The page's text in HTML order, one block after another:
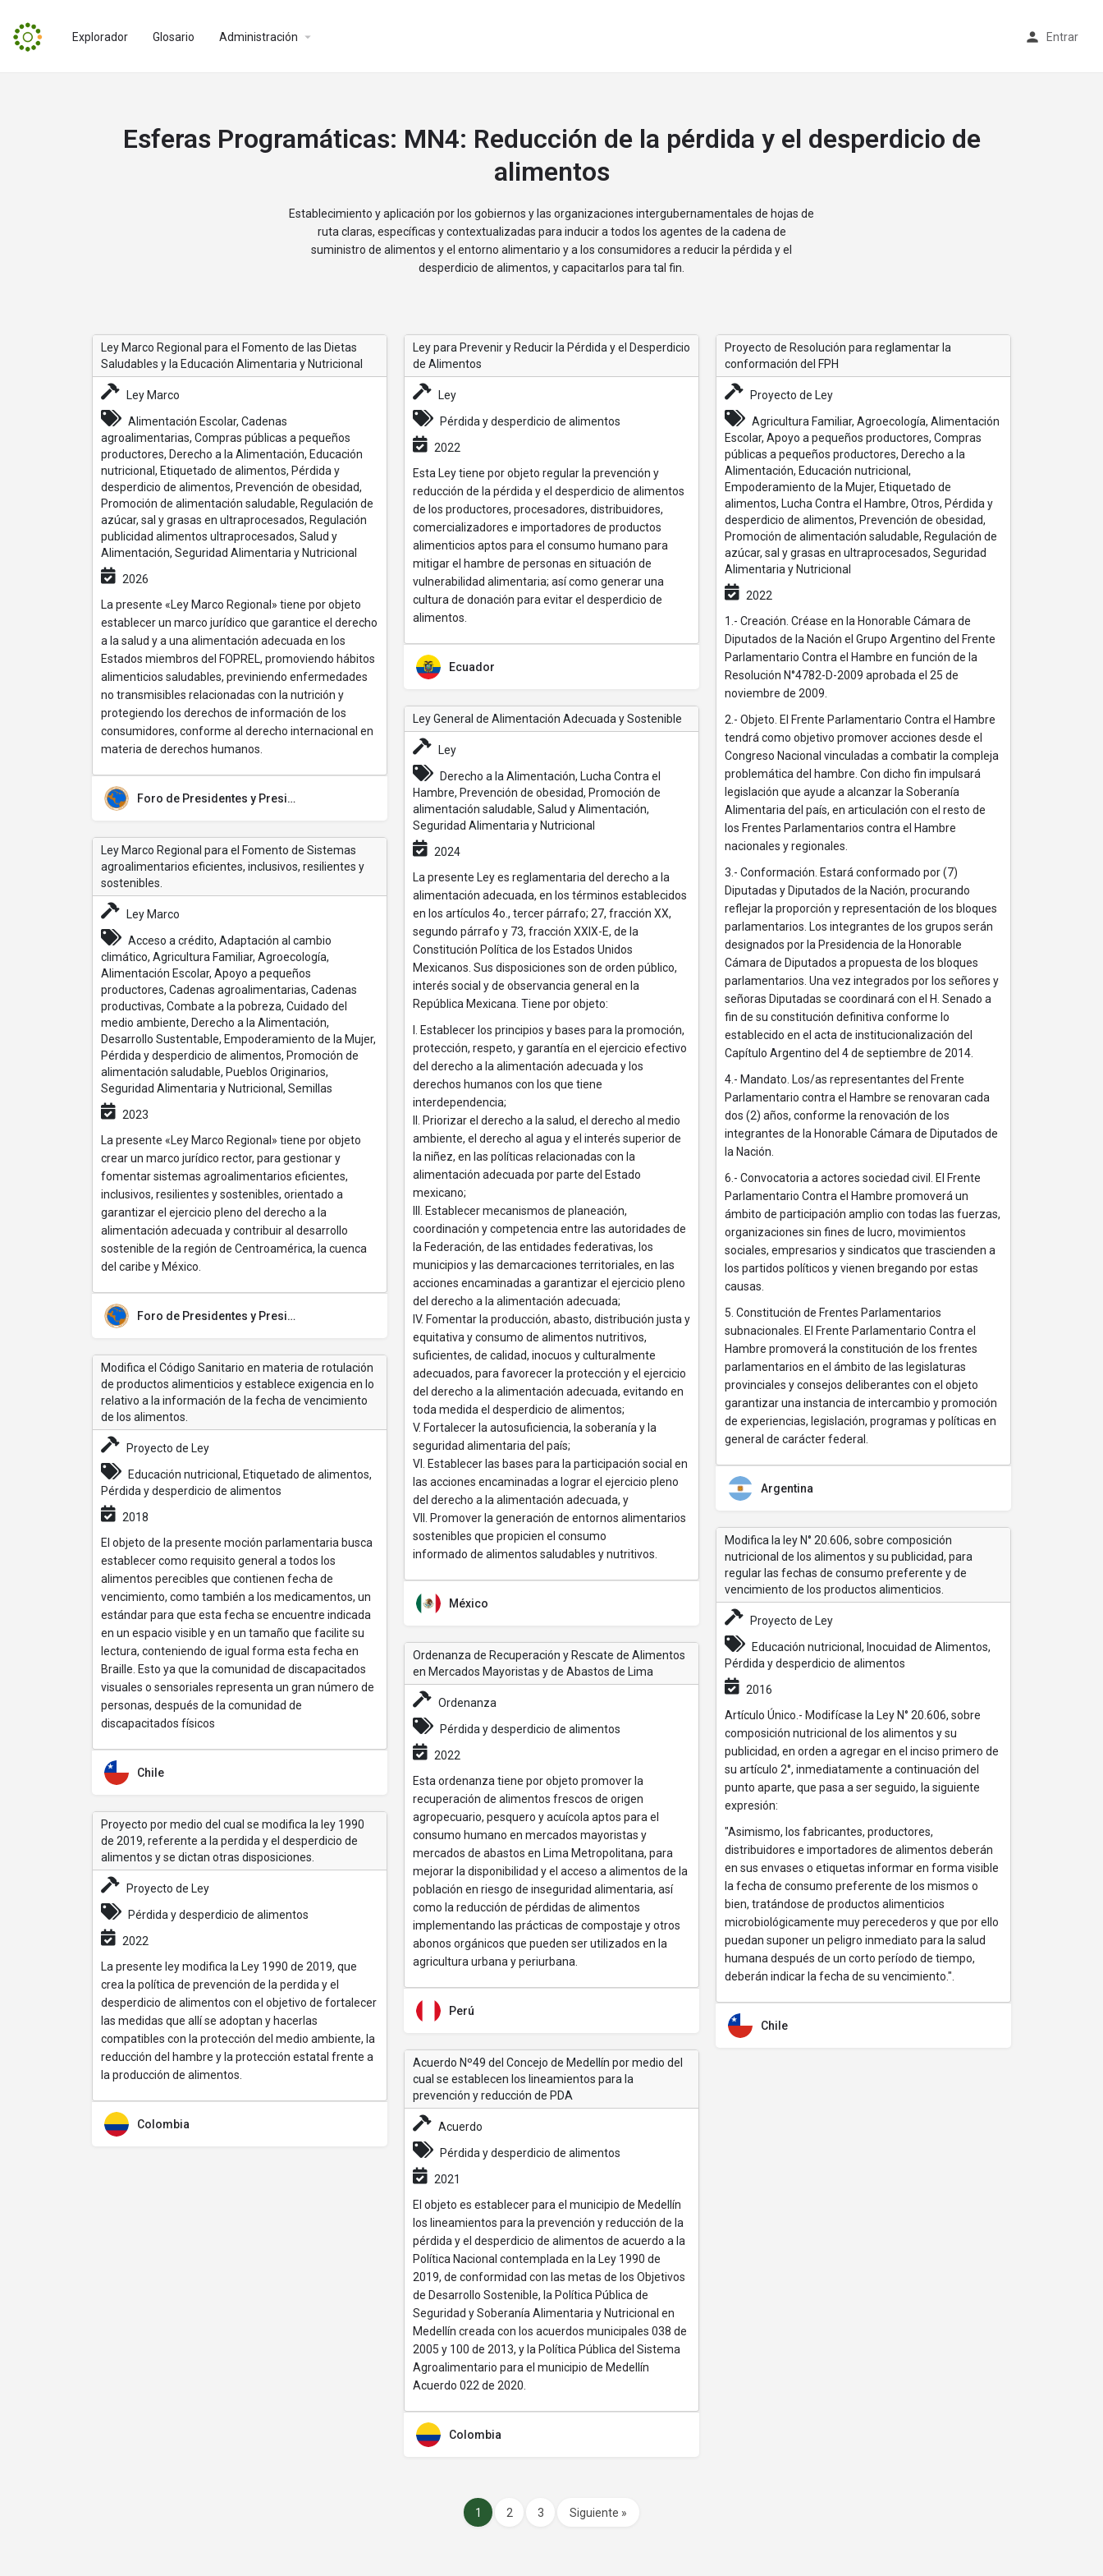
Explorador Glosario Administración Entrar
Esferas Programáticas: MN4: Reducción de la pérdida y el desperdicio de
alimentos
Establecimiento y aplicación por los gobiernos y las organizaciones intergubernamentales de hojas de
ruta claras, específicas y contextualizadas para inducir a todos los agentes de la cadena de
suministro de alimentos y el entorno alimentario y a los consumidores a reducir la pérdida y el
desperdicio de alimentos, y capacitarlos para tal fin.
Ley Marco Regional para el Fomento de las Dietas
Saludables y la Educación Alimentaria y Nutricional
Ley Marco
Alimentación Escolar, Cadenas
agroalimentarias, Compras públicas a pequeños
productores, Derecho a la Alimentación, Educación
nutricional, Etiquetado de alimentos, Pérdida y
desperdicio de alimentos, Prevención de obesidad,
Promoción de alimentación saludable, Regulación de
azúcar, sal y grasas en ultraprocesados, Regulación
publicidad alimentos ultraprocesados, Salud y
Alimentación, Seguridad Alimentaria y Nutricional
2026
La presente «Ley Marco Regional» tiene por objeto
establecer un marco jurídico que garantice el derecho
a la salud y a una alimentación adecuada en los
Estados miembros del FOPREL, promoviendo hábitos
alimenticios saludables, previniendo enfermedades
no transmisibles relacionadas con la nutrición y
protegiendo los derechos de información de los
consumidores, conforme al derecho internacional en
materia de derechos humanos.
Foro de Presidentes y Presidentas de Poderes Legislativos de Centroamérica y la Cuenca del Caribe (FOPREL)
Ley para Prevenir y Reducir la Pérdida y el Desperdicio
de Alimentos
Ley
Pérdida y desperdicio de alimentos
2022
Esta Ley tiene por objeto regular la prevención y
reducción de la pérdida y el desperdicio de alimentos
de los productores, procesadores, distribuidores,
comercializadores e importadores de productos
alimenticios aptos para el consumo humano para
mitigar el hambre de personas en situación de
vulnerabilidad alimentaria; así como generar una
cultura de donación para evitar el desperdicio de
alimentos.
Ecuador
Proyecto de Resolución para reglamentar la
conformación del FPH
Proyecto de Ley
Agricultura Familiar, Agroecología, Alimentación
Escolar, Apoyo a pequeños productores, Compras
públicas a pequeños productores, Derecho a la
Alimentación, Educación nutricional,
Empoderamiento de la Mujer, Etiquetado de
alimentos, Lucha Contra el Hambre, Otros, Pérdida y
desperdicio de alimentos, Prevención de obesidad,
Promoción de alimentación saludable, Regulación de
azúcar, sal y grasas en ultraprocesados, Seguridad
Alimentaria y Nutricional
2022
1.- Creación. Créase en la Honorable Cámara de
Diputados de la Nación el Grupo Argentino del Frente
Parlamentario Contra el Hambre en función de la
Resolución N°4782-D-2009 aprobada el 25 de
noviembre de 2009.
2.- Objeto. El Frente Parlamentario Contra el Hambre
tendrá como objetivo promover acciones desde el
Congreso Nacional vinculadas a combatir la compleja
problemática del hambre. Con dicho fin impulsará
legislación que ayude a alcanzar la Soberanía
Alimentaria del país, en articulación con el resto de
los Frentes Parlamentarios contra el Hambre
nacionales y regionales.
3.- Conformación. Estará conformado por (7)
Diputadas y Diputados de la Nación, procurando
reflejar la proporción y representación de los bloques
parlamentarios. Los integrantes de los grupos serán
designados por la Presidencia de la Honorable
Cámara de Diputados a propuesta de los bloques
parlamentarios. Una vez integrados por los señores y
señoras Diputadas se coordinará con el H. Senado a
fin de su constitución definitiva conforme lo
establecido en el acta de institucionalización del
Capítulo Argentino del 4 de septiembre de 2014.
4.- Mandato. Los/as representantes del Frente
Parlamentario contra el Hambre se renovaran cada
dos (2) años, conforme la renovación de los
integrantes de la Honorable Cámara de Diputados de
la Nación.
6.- Convocatoria a actores sociedad civil. El Frente
Parlamentario Contra el Hambre promoverá un
ámbito de participación amplio con todas las fuerzas,
organizaciones sin fines de lucro, movimientos
sociales, empresarios y sindicatos que trascienden a
los partidos políticos y vienen bregando por estas
causas.
5. Constitución de Frentes Parlamentarios
subnacionales. El Frente Parlamentario Contra el
Hambre promoverá la constitución de los frentes
parlamentarios en el ámbito de las legislaturas
provinciales y consejos deliberantes con el objeto
garantizar una instancia de intercambio y promoción
de experiencias, legislación, programas y políticas en
general de carácter federal.
Argentina
Ley General de Alimentación Adecuada y Sostenible
Ley
Derecho a la Alimentación, Lucha Contra el
Hambre, Prevención de obesidad, Promoción de
alimentación saludable, Salud y Alimentación,
Seguridad Alimentaria y Nutricional
2024
La presente Ley es reglamentaria del derecho a la
alimentación adecuada, en los términos establecidos
en los artículos 4o., tercer párrafo; 27, fracción XX,
segundo párrafo y 73, fracción XXIX-E, de la
Constitución Política de los Estados Unidos
Mexicanos. Sus disposiciones son de orden público,
interés social y de observancia general en la
República Mexicana. Tiene por objeto:
I. Establecer los principios y bases para la promoción,
protección, respeto, y garantía en el ejercicio efectivo
del derecho a la alimentación adecuada y los
derechos humanos con los que tiene
interdependencia;
II. Priorizar el derecho a la salud, el derecho al medio
ambiente, el derecho al agua y el interés superior de
la niñez, en las políticas relacionadas con la
alimentación adecuada por parte del Estado
mexicano;
III. Establecer mecanismos de planeación,
coordinación y competencia entre las autoridades de
la Federación, de las entidades federativas, los
municipios y las demarcaciones territoriales, en las
acciones encaminadas a garantizar el ejercicio pleno
del derecho a la alimentación adecuada;
IV. Fomentar la producción, abasto, distribución justa y
equitativa y consumo de alimentos nutritivos,
suficientes, de calidad, inocuos y culturalmente
adecuados, para favorecer la protección y el ejercicio
del derecho a la alimentación adecuada, evitando en
toda medida el desperdicio de alimentos;
V. Fortalecer la autosuficiencia, la soberanía y la
seguridad alimentaria del país;
VI. Establecer las bases para la participación social en
las acciones encaminadas a lograr el ejercicio pleno
del derecho a la alimentación adecuada, y
VII. Promover la generación de entornos alimentarios
sostenibles que propicien el consumo
informado de alimentos saludables y nutritivos.
México
Ley Marco Regional para el Fomento de Sistemas
agroalimentarios eficientes, inclusivos, resilientes y
sostenibles.
Ley Marco
Acceso a crédito, Adaptación al cambio
climático, Agricultura Familiar, Agroecología,
Alimentación Escolar, Apoyo a pequeños
productores, Cadenas agroalimentarias, Cadenas
productivas, Combate a la pobreza, Cuidado del
medio ambiente, Derecho a la Alimentación,
Desarrollo Sustentable, Empoderamiento de la Mujer,
Pérdida y desperdicio de alimentos, Promoción de
alimentación saludable, Pueblos Originarios,
Seguridad Alimentaria y Nutricional, Semillas
2023
La presente «Ley Marco Regional» tiene por objeto
crear un marco jurídico rector, para gestionar y
fomentar sistemas agroalimentarios eficientes,
inclusivos, resilientes y sostenibles, orientado a
garantizar el ejercicio pleno del derecho a la
alimentación adecuada y contribuir al desarrollo
sostenible de la región de Centroamérica, la cuenca
del caribe y México.
Foro de Presidentes y Presidentas de Poderes Legislativos de Centroamérica y la Cuenca del Caribe (FOPREL)
Modifica el Código Sanitario en materia de rotulación
de productos alimenticios y establece exigencia en lo
relativo a la información de la fecha de vencimiento
de los alimentos.
Proyecto de Ley
Educación nutricional, Etiquetado de alimentos,
Pérdida y desperdicio de alimentos
2018
El objeto de la presente moción parlamentaria busca
establecer como requisito general a todos los
alimentos perecibles que contienen fecha de
vencimiento, como también a los medicamentos, un
estándar para que esta fecha se encuentre indicada
en un espacio visible y en un tamaño que facilite su
lectura, conteniendo de igual forma esta fecha en
Braille. Esto ya que la comunidad de discapacitados
visuales o sensoriales representa un gran número de
personas, después de la comunidad de
discapacitados físicos
Chile
Modifica la ley N° 20.606, sobre composición
nutricional de los alimentos y su publicidad, para
regular las fechas de consumo preferente y de
vencimiento de los productos alimenticios.
Proyecto de Ley
Educación nutricional, Inocuidad de Alimentos,
Pérdida y desperdicio de alimentos
2016
Artículo Único.- Modifícase la Ley N° 20.606, sobre
composición nutricional de los alimentos y su
publicidad, en orden a agregar en el inciso primero de
su artículo 2°, inmediatamente a continuación del
punto aparte, que pasa a ser seguido, la siguiente
expresión:
"Asimismo, los fabricantes, productores,
distribuidores e importadores de alimentos deberán
en sus envases o etiquetas informar en forma visible
la fecha de consumo preferente de los mismos o
bien, tratándose de productos alimenticios
microbiológicamente muy perecederos y que por ello
puedan suponer un peligro inmediato para la salud
humana después de un corto período de tiempo,
deberán indicar la fecha de su vencimiento.".
Chile
Ordenanza de Recuperación y Rescate de Alimentos
en Mercados Mayoristas y de Abastos de Lima
Ordenanza
Pérdida y desperdicio de alimentos
2022
Esta ordenanza tiene por objeto promover la
recuperación de alimentos frescos de origen
agropecuario, pesquero y acuícola aptos para el
consumo humano en mercados mayoristas y
mercados de abastos en Lima Metropolitana, para
mejorar la disponibilidad y el acceso a alimentos de la
población en riesgo de inseguridad alimentaria, así
como la reducción de pérdidas de alimentos
implementando las prácticas de compostaje y otros
abonos orgánicos que pueden ser utilizados en la
agricultura urbana y periurbana.
Perú
Proyecto por medio del cual se modifica la ley 1990
de 2019, referente a la perdida y el desperdicio de
alimentos y se dictan otras disposiciones.
Proyecto de Ley
Pérdida y desperdicio de alimentos
2022
La presente ley modifica la Ley 1990 de 2019, que
crea la política de prevención de la perdida y el
desperdicio de alimentos con el objetivo de fortalecer
las medidas que allí se adoptan y hacerlas
compatibles con la protección del medio ambiente, la
reducción del hambre y la protección estatal frente a
la producción de alimentos.
Colombia
Acuerdo Nº49 del Concejo de Medellín por medio del
cual se establecen los lineamientos para la
prevención y reducción de PDA
Acuerdo
Pérdida y desperdicio de alimentos
2021
El objeto es establecer para el municipio de Medellín
los lineamientos para la prevención y reducción de la
pérdida y el desperdicio de alimentos de acuerdo a la
Política Nacional contemplada en la Ley 1990 de
2019, de conformidad con las metas de los Objetivos
de Desarrollo Sostenible, la Política Pública de
Seguridad y Soberanía Alimentaria y Nutricional en
Medellín creada con los acuerdos municipales 038 de
2005 y 100 de 2013, y la Política Pública del Sistema
Agroalimentario para el municipio de Medellín
Acuerdo 022 de 2020.
Colombia
1 2 3 Siguiente »